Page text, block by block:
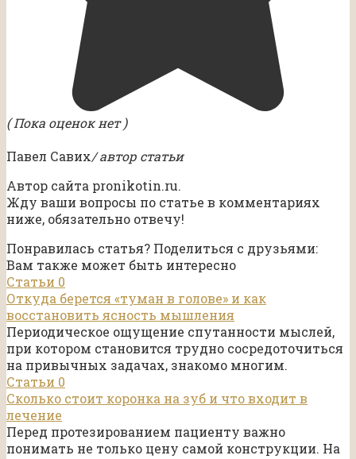
( Пока оценок нет )
Павел Савих/ автор статьи
Автор сайта pronikotin.ru.
Жду ваши вопросы по статье в комментариях
ниже, обязательно отвечу!
Понравилась статья? Поделиться с друзьями:
Вам также может быть интересно
Статьи 0
Откуда берется «туман в голове» и как
восстановить ясность мышления
Периодическое ощущение спутанности мыслей,
при котором становится трудно сосредоточиться
на привычных задачах, знакомо многим.
Статьи 0
Сколько стоит коронка на зуб и что входит в
лечение
Перед протезированием пациенту важно
понимать не только цену самой конструкции. На